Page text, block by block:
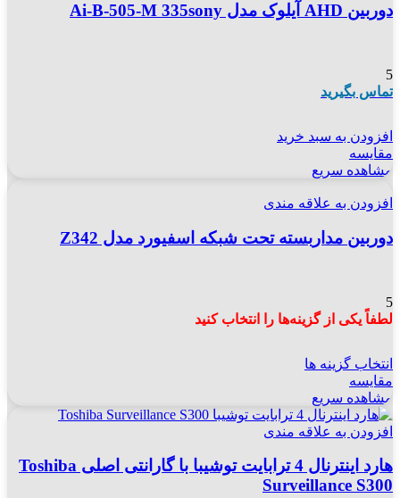
دوربین AHD آیلوک مدل Ai-B-505-M 335sony
5
تماس بگیرید
افزودن به سبد خرید
مقایسه
مشاهده سریع
افزودن به علاقه مندی
دوربین مداربسته تحت شبکه اسفیورد مدل Z342
5
لطفاً یکی از گزینه‌ها را انتخاب کنید
انتخاب گزینه ها
مقایسه
مشاهده سریع
افزودن به علاقه مندی
هارد اینترنال 4 ترابایت توشیبا با گارانتی اصلی Toshiba
Surveillance S300